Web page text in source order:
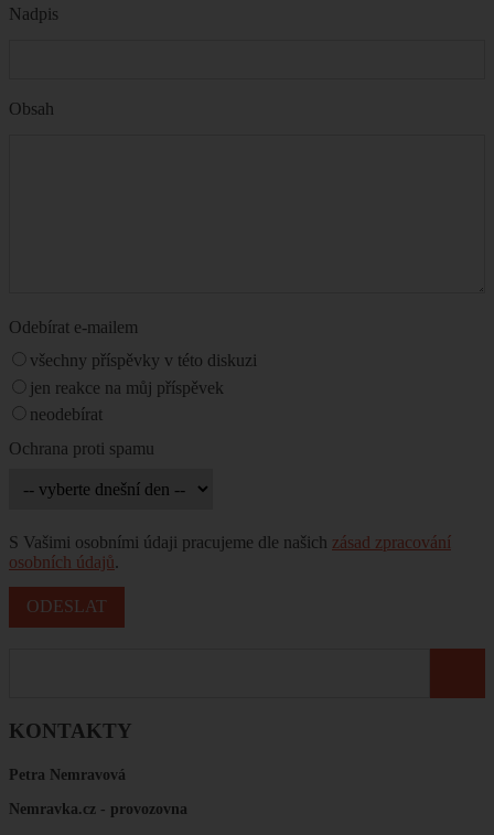
KONTAKTY
Petra Nemravová
Nemravka.cz - provozovna
Nadpis
Obsah
Odebírat e-mailem
všechny příspěvky v této diskuzi
jen reakce na můj příspěvek
neodebírat
Ochrana proti spamu
S Vašimi osobními údaji pracujeme dle našich zásad zpracování
osobních údajů.